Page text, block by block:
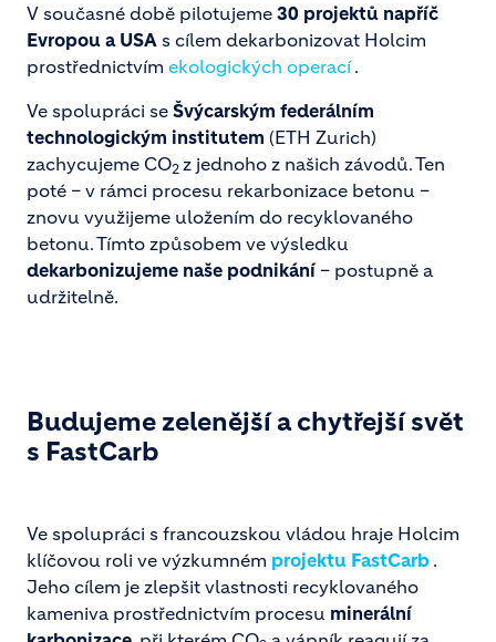
V současné době pilotujeme 30 projektů napříč
Evropou a USA s cílem dekarbonizovat Holcim
prostřednictvím ekologických operací .
Ve spolupráci se Švýcarským federálním
technologickým institutem (ETH Zurich)
zachycujeme CO2 z jednoho z našich závodů. Ten
poté – v rámci procesu rekarbonizace betonu –
znovu využijeme uložením do recyklovaného
betonu. Tímto způsobem ve výsledku
dekarbonizujeme naše podnikání– postupně a
udržitelně.
Budujeme zelenější a chytřejší svět
s FastCarb
Ve spolupráci s francouzskou vládou hraje Holcim
klíčovou roli ve výzkumném projektu FastCarb .
Jeho cílem je zlepšit vlastnosti recyklovaného
kameniva prostřednictvím procesu minerální